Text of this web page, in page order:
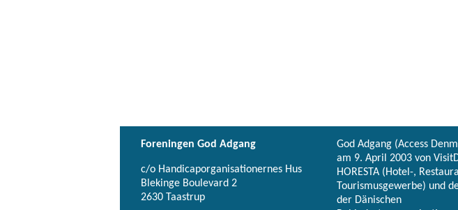
Foreningen God Adgang
c/o Handicaporganisationernes Hus
Blekinge Boulevard 2
2630 Taastrup
God Adgang (Access
am 9. April 2003 von
HORESTA (Hotel-,
Tourismusgewerbe) und
der Dänischen